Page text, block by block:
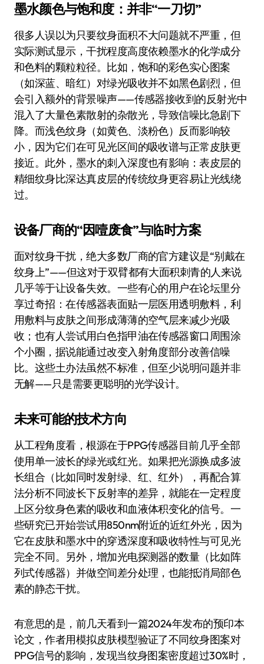
墨水颜色与饱和度：并非“一刀切”
很多人误以为只要纹身面积不大问题就不严重，但
实际测试显示，干扰程度高度依赖墨水的化学成分
和色料的颗粒粒径。比如，饱和的彩色实心图案
（如深蓝、暗红）对绿光吸收并不如黑色剧烈，但
会引入额外的背景噪声——传感器接收到的反射光中
混入了大量色素散射的杂散光，导致信噪比急剧下
降。而浅色纹身（如黄色、淡粉色）反而影响较
小，因为它们在可见光区间的吸收谱与正常皮肤更
接近。此外，墨水的刺入深度也有影响：表皮层的
精细纹身比深达真皮层的传统纹身更容易让光线绕
过。
设备厂商的“因噎废食”与临时方案
面对纹身干扰，绝大多数厂商的官方建议是“别戴在
纹身上”——但这对于双臂都有大面积刺青的人来说
几乎等于让设备失效。一些有心的用户在论坛里分
享过奇招：在传感器表面贴一层医用透明敷料，利
用敷料与皮肤之间形成薄薄的空气层来减少光吸
收；也有人尝试用白色指甲油在传感器窗口周围涂
个小圈，据说能通过改变入射角度部分改善信噪
比。这些土办法虽然不标准，但至少说明问题并非
无解——只是需要更聪明的光学设计。
未来可能的技术方向
从工程角度看，根源在于PPG传感器目前几乎全部
使用单一波长的绿光或红光。如果把光源换成多波
长组合（比如同时发射绿、红、红外），再配合算
法分析不同波长下反射率的差异，就能在一定程度
上区分纹身色素的吸收和血液体积变化的信号。一
些研究已开始尝试用850nm附近的近红外光，因为
它在皮肤和墨水中的穿透深度和吸收特性与可见光
完全不同。另外，增加光电探测器的数量（比如阵
列式传感器）并做空间差分处理，也能抵消局部色
素的静态干扰。
有意思的是，前几天看到一篇2024年发布的预印本
论文，作者用模拟皮肤模型验证了不同纹身图案对
PPG信号的影响，发现当纹身图案密度超过30%时，